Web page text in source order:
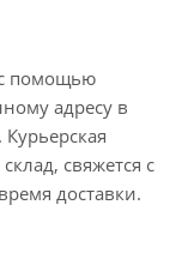
с помощью
адресу в
свяжется с
доставки.